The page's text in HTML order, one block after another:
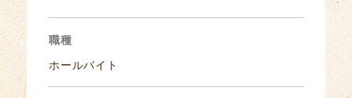
職種
ホールバイト